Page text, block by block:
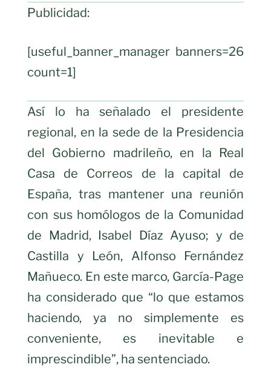
Publicidad:
[useful_banner_manager banners=26
count=1]
Así lo ha señalado el presidente
regional, en la sede de la Presidencia
del Gobierno madrileño, en la Real
Casa de Correos de la capital de
España, tras mantener una reunión
con sus homólogos de la Comunidad
de Madrid, Isabel Díaz Ayuso; y de
Castilla y León, Alfonso Fernández
Mañueco. En este marco, García-Page
ha considerado que “lo que estamos
haciendo, ya no simplemente es
conveniente, es inevitable e
imprescindible”, ha sentenciado.